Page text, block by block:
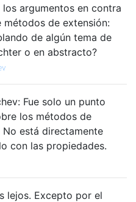
los argumentos en contra
métodos de extensión:
de algún tema de
o en abstracto?
Fue solo un punto
los métodos de
No está directamente
con las propiedades.
lejos. Excepto por el